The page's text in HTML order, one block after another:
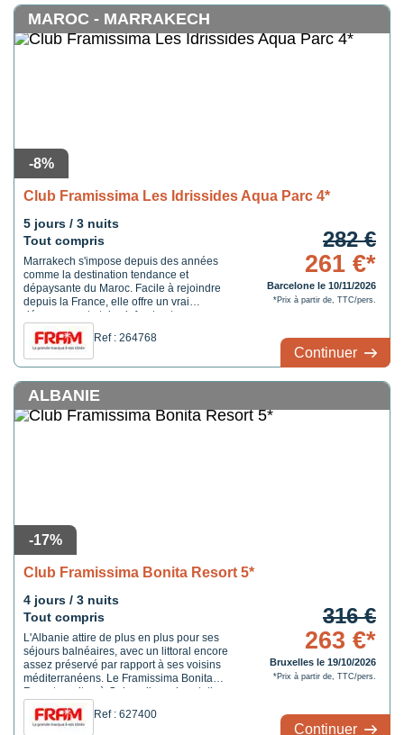
-8%
MAROC - MARRAKECH
Club Framissima Les Idrissides Aqua Parc 4*
5 jours / 3 nuits
Tout compris
Marrakech s'impose depuis des années
comme la destination tendance et
dépaysante du Maroc. Facile à rejoindre
depuis la France, elle offre un vrai
dépaysement et des infrastructures
modernes pour satisfaire tout type de
vacanciers. Le Framissima Les Idrissides
Aqua Parc 4* bénéficie d'une adresse
urbaine et pratique, sur l'avenue ...
Ref : 264768
282 €
261 €*
Barcelone le 10/11/2026
*Prix à partir de, TTC/pers.
Continuer
-17%
ALBANIE
Club Framissima Bonita Resort 5*
4 jours / 3 nuits
Tout compris
L'Albanie attire de plus en plus pour ses
séjours balnéaires, avec un littoral encore
assez préservé par rapport à ses voisins
méditerranéens. Le Framissima Bonita
Resort se situe à Golem, l'une des stations
les plus animées de la côte adriatique
albanaise, à 13 km de Durrës. Le secteur
est vivant, avec plusieurs bars et restaurants
Ref : 627400
316 €
263 €*
Bruxelles le 19/10/2026
*Prix à partir de, TTC/pers.
Continuer